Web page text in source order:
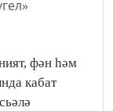
фән һәм
кабат